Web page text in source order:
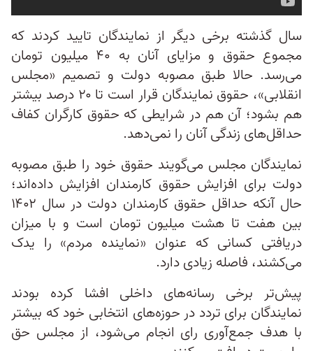
سال گذشته برخی دیگر از نمایندگان تایید کردند که
مجموع حقوق و مزایای آنان به ۴۰ میلیون تومان
می‌رسد. حالا طبق مصوبه دولت و تصمیم «مجلس
انقلابی»، حقوق نمایندگان قرار است تا ۲۰ درصد بیشتر
هم بشود؛ آن‌ هم در شرایطی که حقوق کارگران کفاف
حداقل‌های زندگی آنان را نمی‌دهد.
نمایندگان مجلس می‌گویند حقوق خود را طبق مصوبه
دولت برای افزایش حقوق کارمندان افزایش داده‌اند؛
حال‌ آنکه حداقل حقوق کارمندان دولت در سال ۱۴۰۲
بین هفت تا هشت میلیون تومان است و با میزان
دریافتی کسانی که عنوان «نماینده مردم» را یدک
می‌کشند، فاصله زیادی دارد.
پیش‌تر برخی رسانه‌های داخلی افشا کرده بودند
نمایندگان برای تردد در حوزه‌های انتخابی خود که بیشتر
با هدف جمع‌آوری رای انجام می‌شود، از مجلس حق